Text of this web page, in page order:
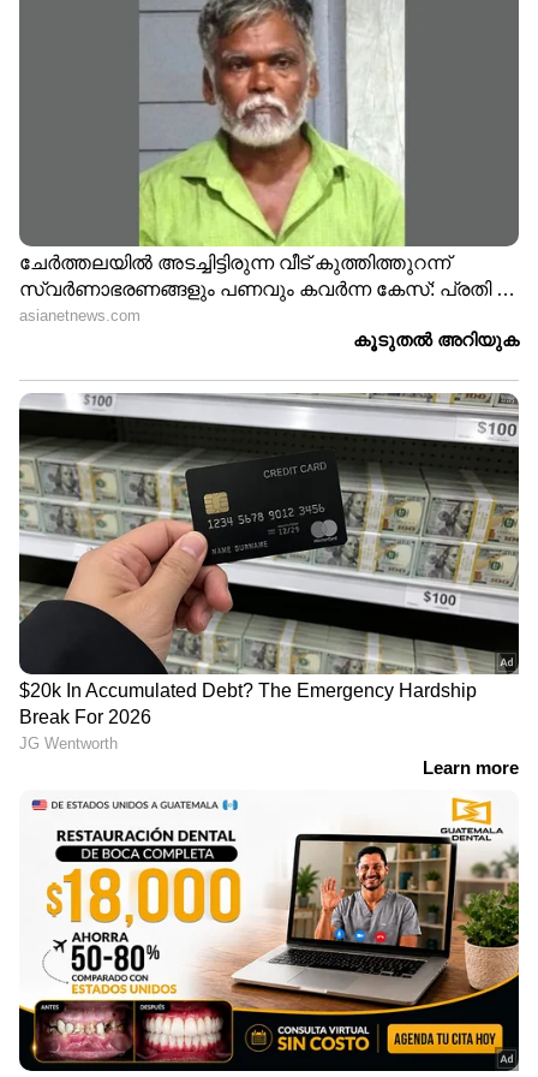
DOWNLOAD APP
RECOMMENDED STORIES
ഭാഗ്യതാര BT 54 ലോട്ടറി
എടുത്തിട്ടുണ്ടോ?
ഇന്നത്തെ കോടിപതി
നിങ്ങളാകാം ! അറിയാം
ഒരുകോടിയുടെ സമൃദ്ധി
SM 55 ആർക്ക് ? അറിയാം
ഇന്നത്തെ ലോട്ടറി ഫലം
കാരുണ്യ KR 754 ലോട്ടറി
ഫലം പുറത്ത്; ആരാകും
കോടിപതി ? അറിയാം ആ
ഭാ​ഗ്യ നമ്പറുകൾ
ഇന്നത്തെ സുവർണ
കേരളം SK 52 ലോട്ടറി ഫലം
പ്രഖ്യാപിച്ചു; അറിയാം ഭാ​ഗ്യ
നമ്പറുകൾ